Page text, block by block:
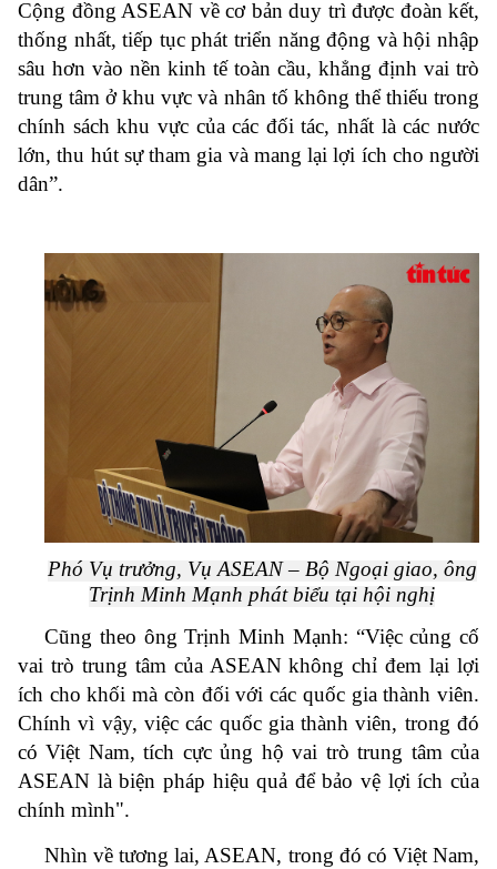
Cộng đồng ASEAN về cơ bản duy trì được đoàn kết,
thống nhất, tiếp tục phát triển năng động và hội nhập
sâu hơn vào nền kinh tế toàn cầu, khẳng định vai trò
trung tâm ở khu vực và nhân tố không thể thiếu trong
chính sách khu vực của các đối tác, nhất là các nước
lớn, thu hút sự tham gia và mang lại lợi ích cho người
dân”.
Phó Vụ trưởng, Vụ ASEAN – Bộ Ngoại giao, ông
Trịnh Minh Mạnh phát biểu tại hội nghị
Cũng theo ông Trịnh Minh Mạnh: “Việc củng cố
vai trò trung tâm của ASEAN không chỉ đem lại lợi
ích cho khối mà còn đối với các quốc gia thành viên.
Chính vì vậy, việc các quốc gia thành viên, trong đó
có Việt Nam, tích cực ủng hộ vai trò trung tâm của
ASEAN là biện pháp hiệu quả để bảo vệ lợi ích của
chính mình".
Nhìn về tương lai, ASEAN, trong đó có Việt Nam,